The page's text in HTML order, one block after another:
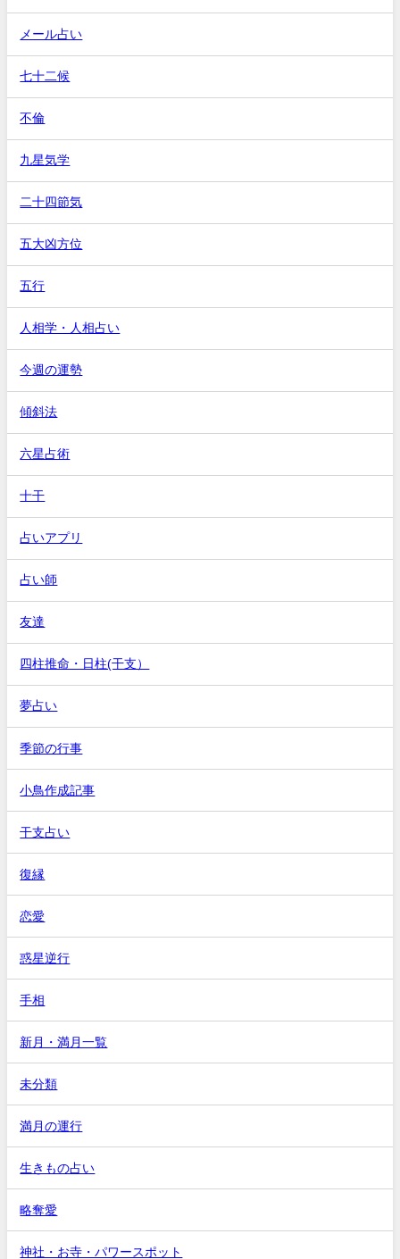
メール占い
七十二候
不倫
九星気学
二十四節気
五大凶方位
五行
人相学・人相占い
今週の運勢
傾斜法
六星占術
十干
占いアプリ
占い師
友達
四柱推命・日柱(干支）
夢占い
季節の行事
小鳥作成記事
干支占い
復縁
恋愛
惑星逆行
手相
新月・満月一覧
未分類
満月の運行
生きもの占い
略奪愛
神社・お寺・パワースポット